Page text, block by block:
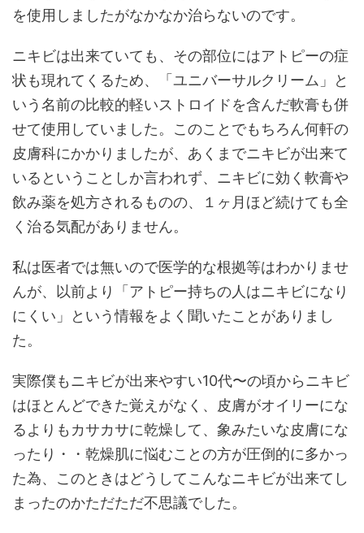
を使用しましたがなかなか治らないのです。
ニキビは出来ていても、その部位にはアトピーの症
状も現れてくるため、「ユニバーサルクリーム」と
いう名前の比較的軽いストロイドを含んだ軟膏も併
せて使用していました。このことでもちろん何軒の
皮膚科にかかりましたが、あくまでニキビが出来て
いるということしか言われず、ニキビに効く軟膏や
飲み薬を処方されるものの、１ヶ月ほど続けても全
く治る気配がありません。
私は医者では無いので医学的な根拠等はわかりませ
んが、以前より「アトピー持ちの人はニキビになり
にくい」という情報をよく聞いたことがありまし
た。
実際僕もニキビが出来やすい10代〜の頃からニキビ
はほとんどできた覚えがなく、皮膚がオイリーにな
るよりもカサカサに乾燥して、象みたいな皮膚にな
ったり・・乾燥肌に悩むことの方が圧倒的に多かっ
た為、このときはどうしてこんなニキビが出来てし
まったのかただただ不思議でした。